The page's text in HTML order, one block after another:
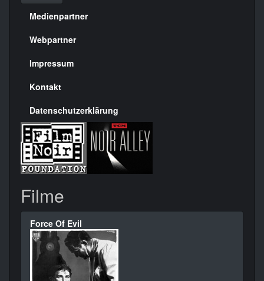
Menülinks
rechte
Seite
Medienpartner
Webpartner
Impressum
Kontakt
Datenschutzerklärung
Filme
Force Of Evil